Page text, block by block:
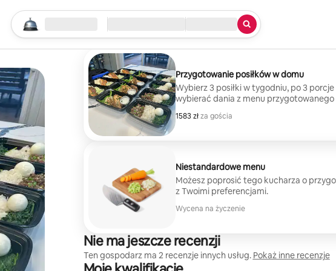
Rozpocznij wyszukiwanie
Lokalizacja Zameldowanie/wymeldowanie
Rodzaj usługi
Przygotowanie posiłków w domu
Wybierz 3 posiłki w tygodniu, po 3
wybierać dania z menu
dzięki czemu przygotowanie posiłków w
i całkowicie bezstresowe.
1583 zł za gościa
1583 zł za gościa
Niestandardowe menu
Możesz poprosić tego kucharza o
z Twoimi preferencjami.
Wycena na życzenie
Nie ma jeszcze recenzji
Ten gospodarz ma 2 recenzje innych usług. Pokaż inne recenzje